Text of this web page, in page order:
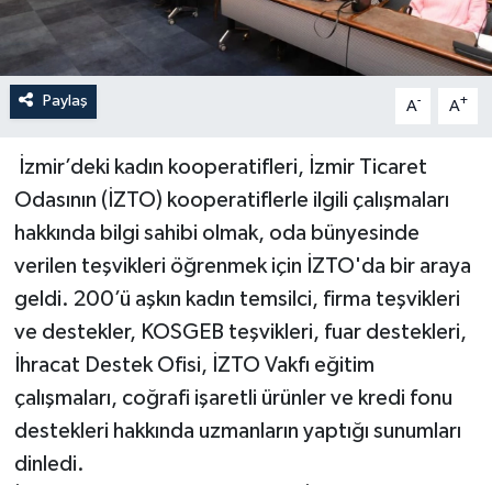
Paylaş A- A+
İzmir’deki kadın kooperatifleri, İzmir Ticaret
Odasının (İZTO) kooperatiflerle ilgili çalışmaları
hakkında bilgi sahibi olmak, oda bünyesinde
verilen teşvikleri öğrenmek için İZTO'da bir araya
geldi. 200’ü aşkın kadın temsilci, firma teşvikleri
ve destekler, KOSGEB teşvikleri, fuar destekleri,
İhracat Destek Ofisi, İZTO Vakfı eğitim
çalışmaları, coğrafi işaretli ürünler ve kredi fonu
destekleri hakkında uzmanların yaptığı sunumları
dinledi.